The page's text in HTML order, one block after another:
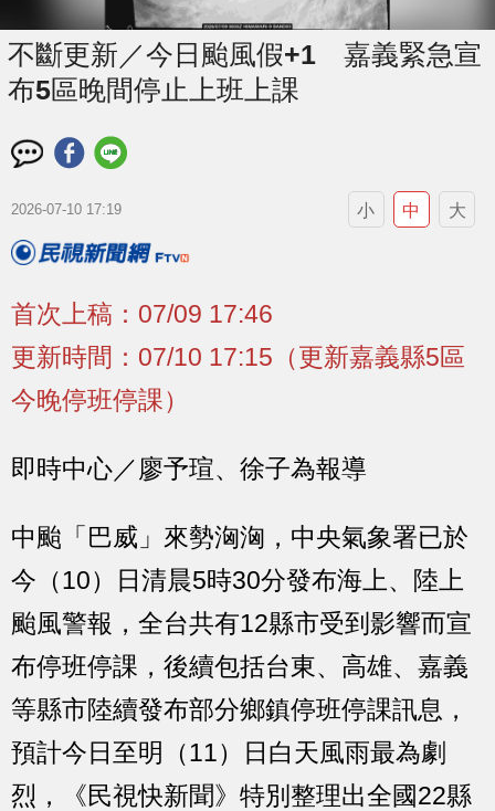
不斷更新／今日颱風假+1 嘉義緊急宣
布5區晚間停止上班上課
2026-07-10 17:19 小 中 大
首次上稿：07/09 17:46
更新時間：07/10 17:15（更新嘉義縣5區
今晚停班停課）
即時中心／廖予瑄、徐子為報導
中颱「巴威」來勢洶洶，中央氣象署已於
今（10）日清晨5時30分發布海上、陸上
颱風警報，全台共有12縣市受到影響而宣
布停班停課，後續包括台東、高雄、嘉義
等縣市陸續發布部分鄉鎮停班停課訊息，
預計今日至明（11）日白天風雨最為劇
烈，《民視快新聞》特別整理出全國22縣